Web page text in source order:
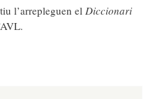
l’arrepleguen el Diccionari